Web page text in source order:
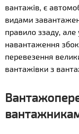
вантажів, є
видами
правило ззаду,
навантаження
перевезення
вантажівки з